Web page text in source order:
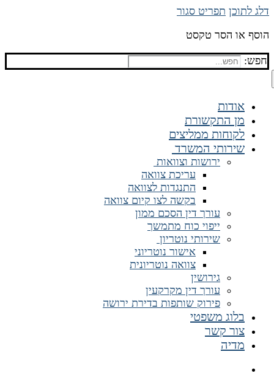
דלג לתוכן תפריט סגור
הוסף או הסר טקסט
חפש:
אודות
מן התקשורת
לקוחות ממליצים
שירותי המשרד
ירושות וצוואות
עריכת צוואה
התנגדות לצוואה
בקשה לצו קיום צוואה
עורך דין הסכם ממון
ייפוי כוח מתמשך
שירותי נוטריון
אישור נוטריוני
צוואה נוטריונית
גירושין
עורך דין מקרקעין
פירוק שותפות בדירת ירושה
בלוג משפטי
צור קשר
מדיה